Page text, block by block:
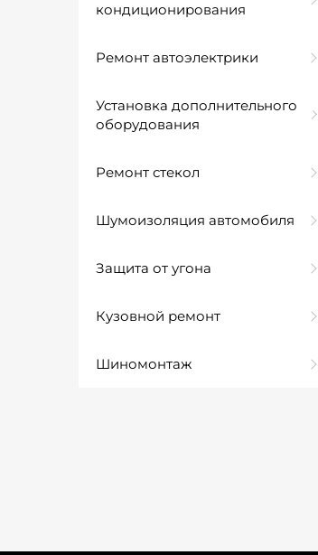
кондиционирования
Ремонт автоэлектрики
Установка дополнительного
оборудования
Ремонт стекол
Шумоизоляция автомобиля
Защита от угона
Кузовной ремонт
Шиномонтаж